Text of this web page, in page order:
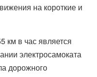
на короткие и
км в час является
электросамоката
дорожного